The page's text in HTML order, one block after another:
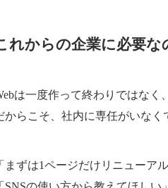
れからの企業に必要
は一度作って終わりではなく、
からこそ、社内に専任がいなく
「まずは1ページだけリニューア